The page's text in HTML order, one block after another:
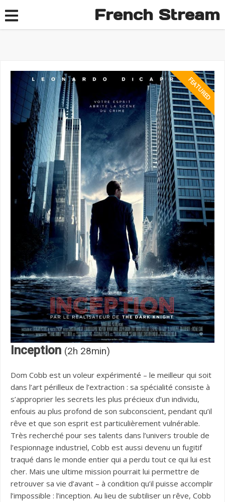
French Stream
Inception (2h 28min)
Dom Cobb est un voleur expérimenté – le meilleur qui soit
dans l’art périlleux de l’extraction : sa spécialité consiste à
s’approprier les secrets les plus précieux d’un individu,
enfouis au plus profond de son subconscient, pendant qu’il
rêve et que son esprit est particulièrement vulnérable.
Très recherché pour ses talents dans l’univers trouble de
l’espionnage industriel, Cobb est aussi devenu un fugitif
traqué dans le monde entier qui a perdu tout ce qui lui est
cher. Mais une ultime mission pourrait lui permettre de
retrouver sa vie d’avant – à condition qu’il puisse accomplir
l’impossible : l’inception. Au lieu de subtiliser un rêve, Cobb